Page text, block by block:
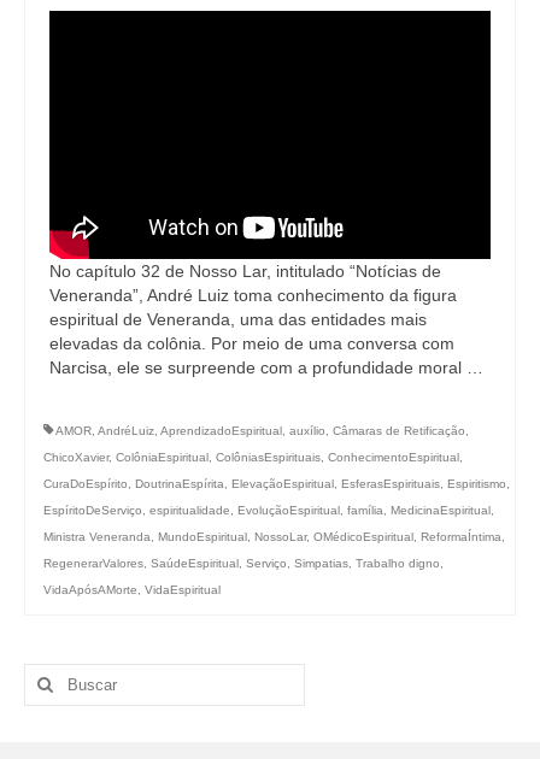
No capítulo 32 de Nosso Lar, intitulado “Notícias de
Veneranda”, André Luiz toma conhecimento da figura
espiritual de Veneranda, uma das entidades mais
elevadas da colônia. Por meio de uma conversa com
Narcisa, ele se surpreende com a profundidade moral …
AMOR, AndréLuiz, AprendizadoEspiritual, auxílio, Câmaras de Retificação,
ChicoXavier, ColôniaEspiritual, ColôniasEspirituais, ConhecimentoEspiritual,
CuraDoEspírito, DoutrinaEspírita, ElevaçãoEspiritual, EsferasEspirituais, Espiritismo,
EspíritoDeServiço, espiritualidade, EvoluçãoEspiritual, família, MedicinaEspiritual,
Ministra Veneranda, MundoEspiritual, NossoLar, OMédicoEspiritual, ReformaÍntima,
RegenerarValores, SaúdeEspiritual, Serviço, Simpatias, Trabalho digno,
VidaApósAMorte, VidaEspiritual
Buscar
por: